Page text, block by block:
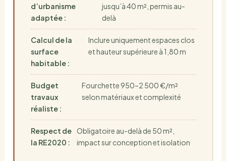
d’urbanisme
adaptée :
jusqu’à 40 m², permis au-
delà
Calcul de la
surface
habitable :
Inclure uniquement espaces clos
et hauteur supérieure à 1,80 m
Budget
travaux
réaliste :
Fourchette 950–2 500 €/m²
selon matériaux et complexité
Respect de
la RE2020 :
Obligatoire au-delà de 50 m²,
impact sur conception et isolation